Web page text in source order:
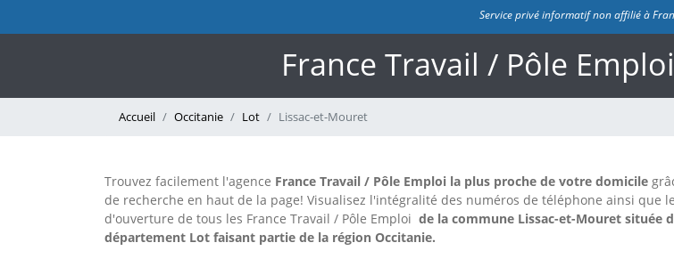
Service privé informatif non affilié à
France Travail / Pôle
Accueil Occitanie Lot Lissac-et-Mouret
Trouvez facilement l'agence France Travail / Pôle Emploi la plus proche de votre domicile
de recherche en haut de la page! Visualisez l'intégralité des numéros de téléphone ainsi que
d'ouverture de tous les France Travail / Pôle Emploi de la commune Lissac-et-Mouret située
département Lot faisant partie de la région Occitanie.